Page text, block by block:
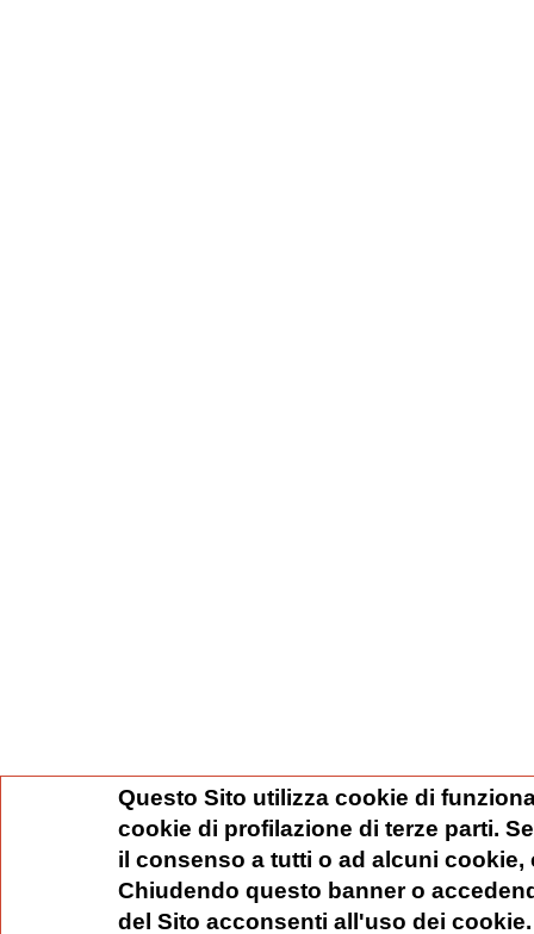
Questo Sito utilizza cookie di
cookie di profilazione di terze parti.
il consenso a tutti o ad alcuni
Chiudendo questo banner o
del Sito acconsenti all'uso dei cookie.